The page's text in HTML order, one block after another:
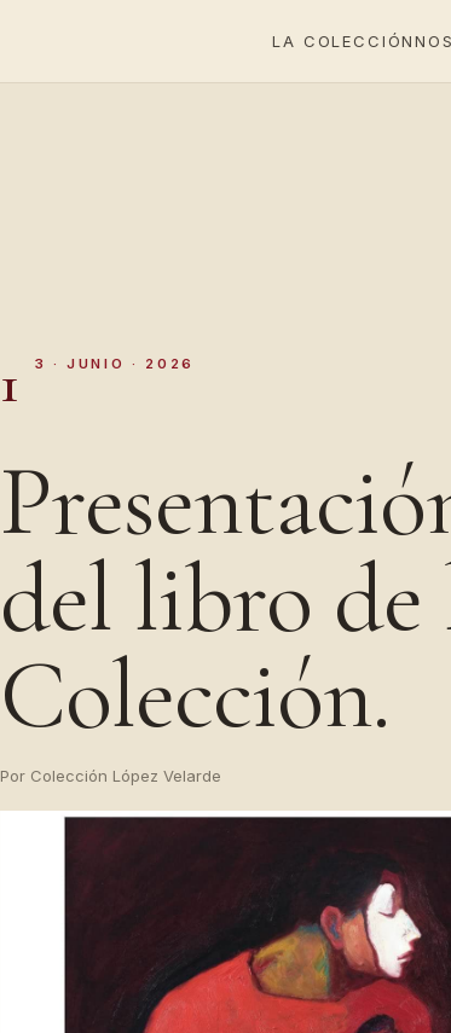
LA COLECCIÓN
1 3 · JUNIO · 2026
del libro de
Colección.
Por Colección López Velarde